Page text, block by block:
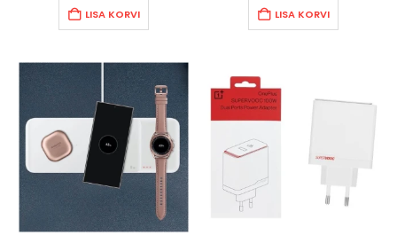
LISA KORVI 19.90€.
LISA KORVI